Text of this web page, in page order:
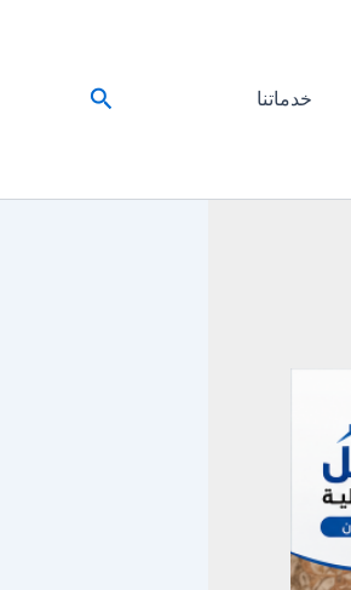
خدماتنا البحث